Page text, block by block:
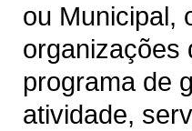
ou Municipal,
organizações
programa de
atividade,